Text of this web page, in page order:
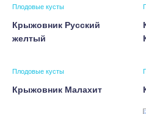
Плодовые кусты
Крыжовник Русский
желтый
Плодовые кусты
Крыжовник Малахит